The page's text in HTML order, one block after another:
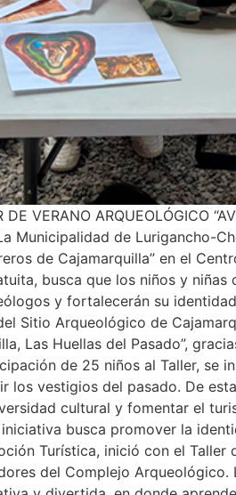
DE VERANO ARQUEOLÓGICO
Municipalidad de Lurigancho-
de Cajamarquilla” en el
busca que los niños y
y fortalecerán su
Sitio Arqueológico de
Las Huellas del Pasado”,
de 25 niños al Taller, se
los vestigios del pasado. De
cultural y fomentar el
iniciativa busca promover la
Turística, inició con el
del Complejo